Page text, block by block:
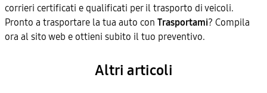
corrieri certificati e qualificati per il trasporto di veicoli.
Pronto a trasportare la tua auto con Trasportami? Compila
ora al sito web e ottieni subito il tuo preventivo.
Altri articoli